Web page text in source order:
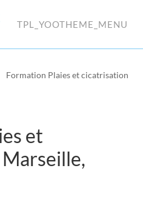
TPL_YOOTHEME_MENU
Formation Plaies et cicatrisation
et